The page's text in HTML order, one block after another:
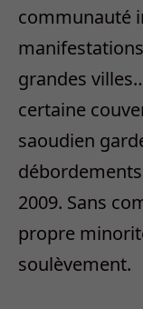
communauté
grandes
certaine
saoudien
2009. Sans
propre
soulèvement.